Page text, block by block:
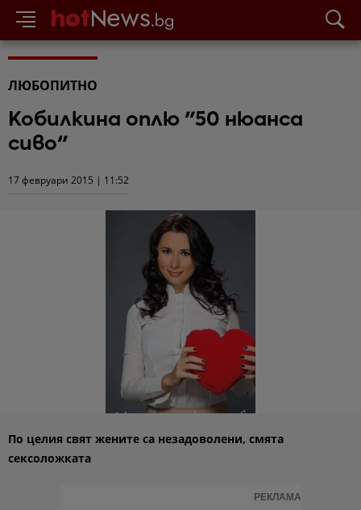
ЛЮБОПИТНО
Кобилкина оплю "50 нюанса
сиво"
17 февруари 2015 | 11:52
По целия свят жените са незадоволени, смята
сексоложката
РЕКЛАМА